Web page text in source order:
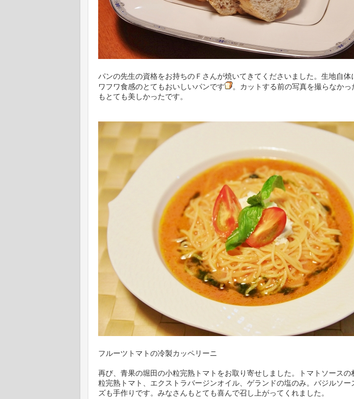
パンの先生の資格をお持ちのＦさんが焼いてきてくださいました。生地自体
ワフワ食感のとてもおいしいパンです
。カットする前の写真を撮らなか
もとても美しかったです。
フルーツトマトの冷製カッペリーニ
再び、青果の堀田の小粒完熟トマトをお取り寄せしました。トマトソースの
粒完熟トマト、エクストラバージンオイル、ゲランドの塩のみ。バジルソー
ズも手作りです。みなさんもとても喜んで召し上がってくれました。